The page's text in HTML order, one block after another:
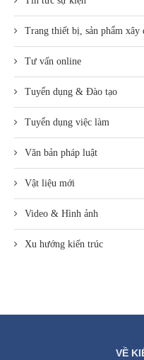
Trang thiết bị, sản phẩm xây
Tư vấn online
Tuyển dụng & Đào tạo
Tuyển dụng việc làm
Văn bản pháp luật
Vật liệu mới
Video & Hình ảnh
Xu hướng kiến trúc
VỀ